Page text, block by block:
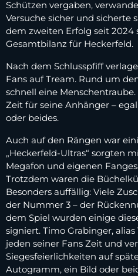
Schützen vergaben,
Versuche sicher und sicherte
dem zweiten Erfolg seit 2024
Gesamtbilanz für Heckerfeld.
Nach dem Schlusspfiff
Fans auf Tream. Rund um
schnell eine
Zeit für seine Anhänger –
oder beides.
Auch auf den Rängen war
„Heckerfeld-Ultras“ sorgten
Megafon und eigenen
Trotzdem waren die
Besonders auffällig: Viele
der Nummer 3 – der
dem Spiel wurden einige
signiert. Timo Grabinger,
jeden seiner Fans Zeit und
Siegesfeierlichkeiten auf
Autogramm, ein Bild oder